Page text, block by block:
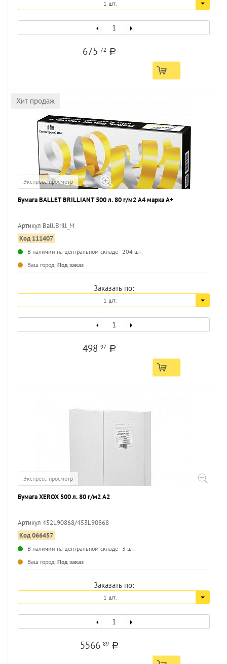
1 шт.
67572 a
Хит продаж
Экспресс-просмотр
Бумага BALLET BRILLIANT 500 л. 80 г/м2 А4 марка А+
Артикул Ball.Brill_M
Код 111407
В наличии на центральном складе - 204 шт.
Ваш город: Под заказ
Заказать по:
1 шт.
49897 a
Экспресс-просмотр
Бумага XEROX 500 л. 80 г/м2 А2
Артикул 452L90868/453L90868
Код 066457
В наличии на центральном складе - 3 шт.
Ваш город: Под заказ
Заказать по:
1 шт.
556689 a